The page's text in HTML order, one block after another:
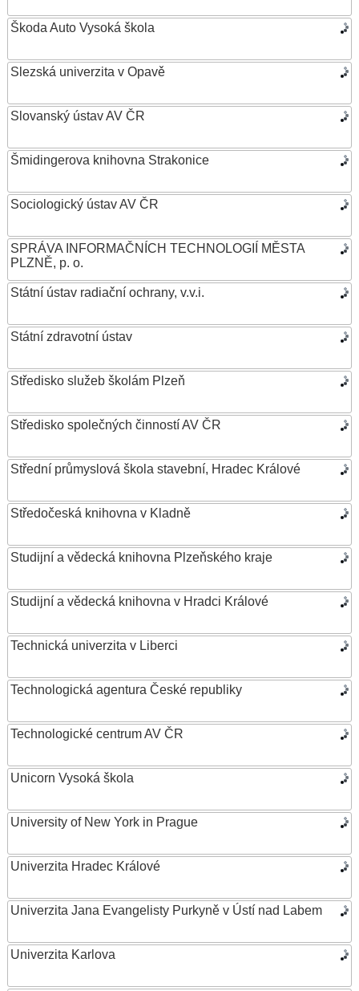
Škoda Auto Vysoká škola
Slezská univerzita v Opavě
Slovanský ústav AV ČR
Šmidingerova knihovna Strakonice
Sociologický ústav AV ČR
SPRÁVA INFORMAČNÍCH TECHNOLOGIÍ MĚSTA
PLZNĚ, p. o.
Státní ústav radiační ochrany, v.v.i.
Státní zdravotní ústav
Středisko služeb školám Plzeň
Středisko společných činností AV ČR
Střední průmyslová škola stavební, Hradec Králové
Středočeská knihovna v Kladně
Studijní a vědecká knihovna Plzeňského kraje
Studijní a vědecká knihovna v Hradci Králové
Technická univerzita v Liberci
Technologická agentura České republiky
Technologické centrum AV ČR
Unicorn Vysoká škola
University of New York in Prague
Univerzita Hradec Králové
Univerzita Jana Evangelisty Purkyně v Ústí nad Labem
Univerzita Karlova